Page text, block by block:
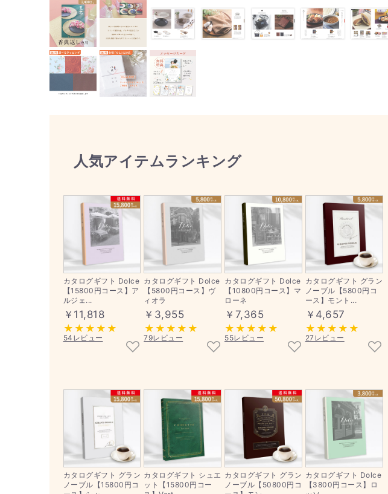
人気アイテムランキング
カタログギフト Dolce
【15800円コース】ア
ルジェ...
￥11,818
54レビュー
カタログギフト Dolce
【5800円コース】ヴ
ィオラ
￥3,955
79レビュー
カタログギフト Dolce
【10800円コース】マ
ローネ
￥7,365
55レビュー
カタログギフト グラン
ノーブル【5800円コ
ース】モント...
￥4,657
27レビュー
カタログギフト グラン
ノーブル【15800円コ
カタログギフト シュエ
ット【15800円コー
カタログギフト グラン
ノーブル【50800円コ
カタログギフト Dolce
【3800円コース】ロ